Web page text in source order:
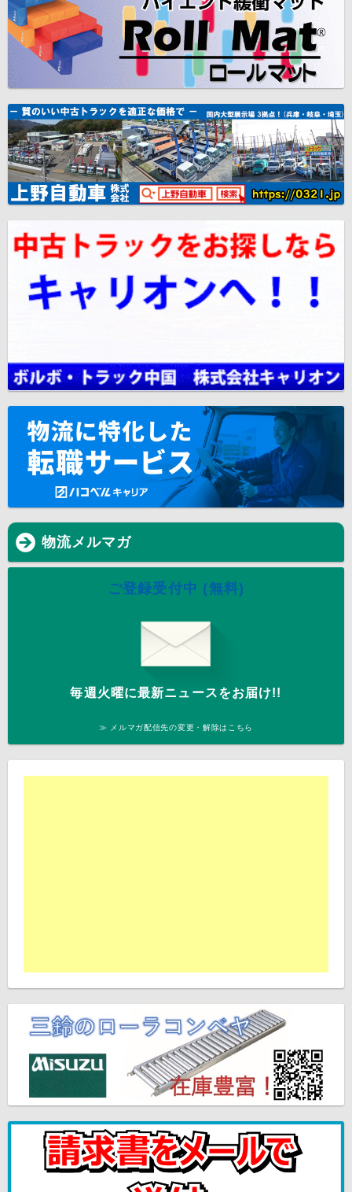
物流メルマガ
ご登録受付中 (無料)
毎週火曜に最新ニュースをお届け!!
≫ メルマガ配信先の変更・解除はこちら